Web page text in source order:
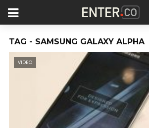
TAG - SAMSUNG GALAXY ALPHA
VIDEO